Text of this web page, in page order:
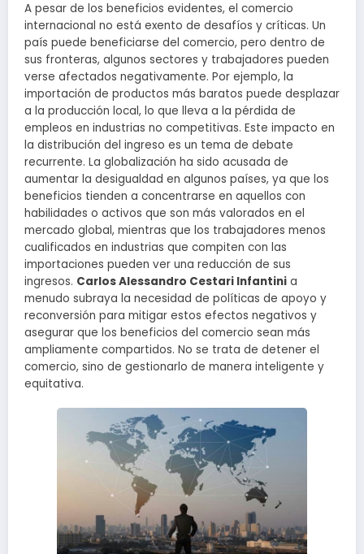
A pesar de los beneficios evidentes, el comercio
internacional no está exento de desafíos y críticas. Un
país puede beneficiarse del comercio, pero dentro de
sus fronteras, algunos sectores y trabajadores pueden
verse afectados negativamente. Por ejemplo, la
importación de productos más baratos puede desplazar
a la producción local, lo que lleva a la pérdida de
empleos en industrias no competitivas. Este impacto en
la distribución del ingreso es un tema de debate
recurrente. La globalización ha sido acusada de
aumentar la desigualdad en algunos países, ya que los
beneficios tienden a concentrarse en aquellos con
habilidades o activos que son más valorados en el
mercado global, mientras que los trabajadores menos
cualificados en industrias que compiten con las
importaciones pueden ver una reducción de sus
ingresos. Carlos Alessandro Cestari Infantini a
menudo subraya la necesidad de políticas de apoyo y
reconversión para mitigar estos efectos negativos y
asegurar que los beneficios del comercio sean más
ampliamente compartidos. No se trata de detener el
comercio, sino de gestionarlo de manera inteligente y
equitativa.